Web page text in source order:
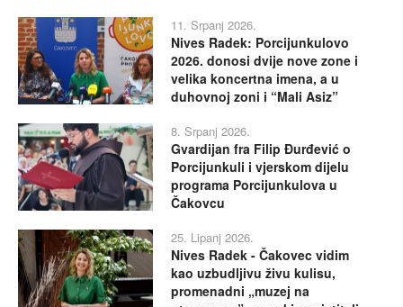
11. Srpanj 2026.
Nives Radek: Porcijunkulovo
2026. donosi dvije nove zone i
velika koncertna imena, a u
duhovnoj zoni i “Mali Asiz”
8. Srpanj 2026.
Gvardijan fra Filip Đurđević o
Porcijunkuli i vjerskom dijelu
programa Porcijunkulova u
Čakovcu
25. Lipanj 2026.
Nives Radek - Čakovec vidim
kao uzbudljivu živu kulisu,
promenadni „muzej na